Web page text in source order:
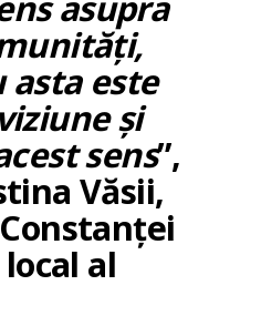
este
și
sens”,
Văsii,
al